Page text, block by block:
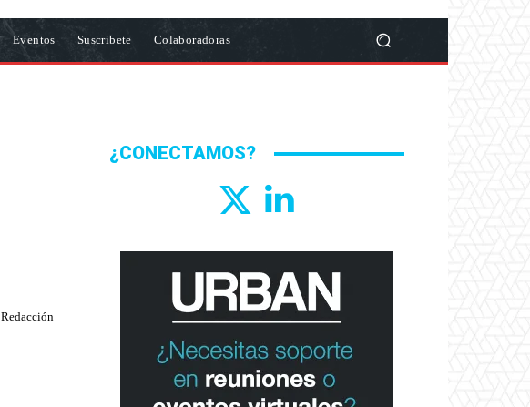
Eventos Suscríbete Colaboradoras
Redacción
¿CONECTAMOS?